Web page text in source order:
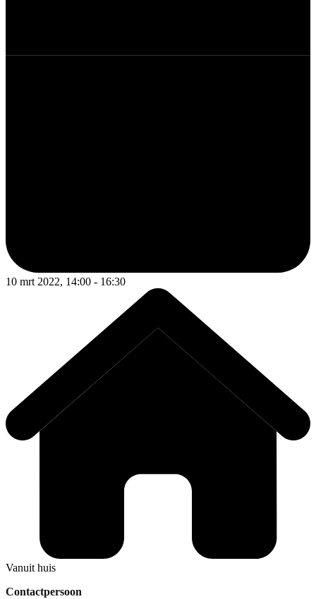
10 mrt 2022, 14:00 - 16:30
Vanuit huis
Contactpersoon